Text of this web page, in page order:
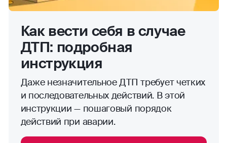
Как вести себя в случае
ДТП: подробная
инструкция
Даже незначительное ДТП требует четких
и последовательных действий. В этой
инструкции — пошаговый порядок
действий при аварии.